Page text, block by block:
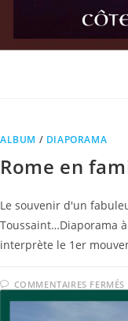
ALBUM / DIAPORAMA
Rome en
Le souvenir d'un
Toussaint…Diaporama
interprète le 1er
COMMENTAIRES FERMÉS